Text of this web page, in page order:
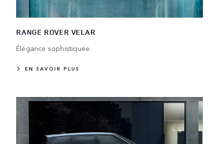
RANGE ROVER VELAR
Élégance sophistiquée.
EN SAVOIR PLUS